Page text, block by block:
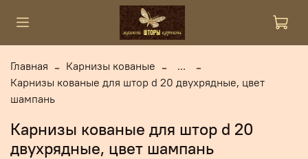
Главная Карнизы кованые
...
Карнизы кованые для штор d 20 двухрядные, цвет
шампань
Карнизы кованые для штор d 20
двухрядные, цвет шампань